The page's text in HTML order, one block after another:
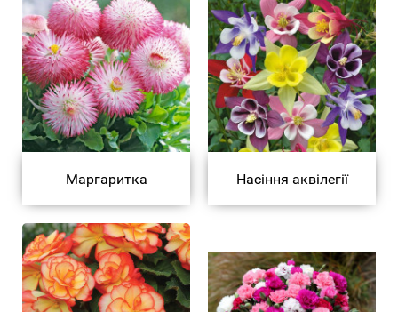
Маргаритка Насіння аквілегії